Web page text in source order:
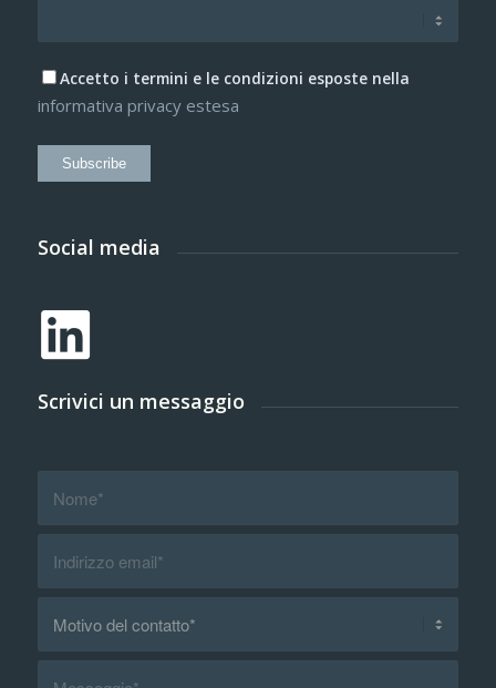
Accetto i termini e le condizioni esposte nella
informativa privacy estesa
Subscribe
Social media
Scrivici un messaggio